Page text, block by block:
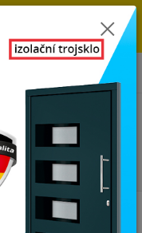
SKLADEM U NÁS V
0
0,00 Kč
jednokřídlé, bílé,